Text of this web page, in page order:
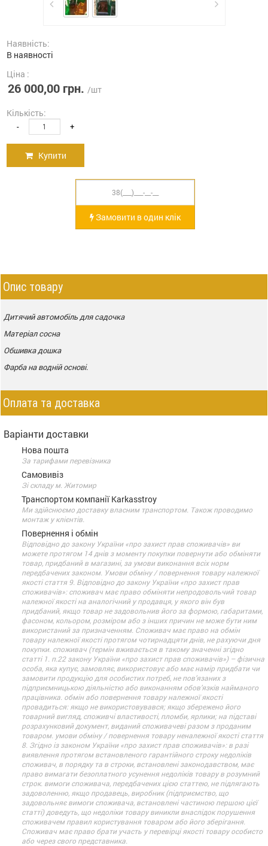
Наявність:
В наявності
Ціна :
26 000,00 грн. /шт
Кількість:
- +
Купити
Замовити в один клік
Опис товару
Дитячий автомобіль для садочка
Матеріал сосна
Обшивка дошка
Фарба на водній основі.
Оплата та доставка
Варіанти доставки
Нова пошта
За тарифами перевізника
Самовивіз
Зі складу м. Житомир
Транспортом компанії Karkasstroy
Ми здійснюємо доставку власним транспортом. Також проводимо
монтаж у клієнтів.
Повернення і обмін
Відповідно до закону України «про захист прав споживачів» ви
можете протягом 14 днів з моменту покупки повернути або обміняти
товар, придбаний в магазині, за умови виконання всіх норм
передбачених законом. Умови обміну / повернення товару належної
якості стаття 9. Відповідно до закону України «про захист прав
споживачів»: споживач має право обміняти непродовольчий товар
належної якості на аналогічний у продавця, у якого він був
придбаний, якщо товар не задовольнив його за формою, габаритами,
фасоном, кольором, розміром або з інших причин не може бути ним
використаний за призначенням. Споживач має право на обмін
товару належної якості протягом чотирнадцяти днів, не рахуючи дня
покупки. споживач (термін вживається в такому значенні згідно
статті 1. п.22 закону України «про захист прав споживачів») – фізична
особа, яка купує, замовляє, використовує або має намір придбати чи
замовити продукцію для особистих потреб, не пов’язаних з
підприємницькою діяльністю або виконанням обов’язків найманого
працівника. обмін або повернення товару належної якості
провадиться: якщо не використовувався; якщо збережено його
товарний вигляд, споживчі властивості, пломби, ярлики; на підставі
розрахунковий документ, виданий споживачеві разом з проданим
товаром. умови обміну / повернення товару неналежної якості стаття
8. Згідно із законом України «про захист прав споживачів»: в разі
виявлення протягом встановленого гарантійного строку недоліків
споживач, в порядку та в строки, встановлені законодавством, має
право вимагати безоплатного усунення недоліків товару в розумний
строк. вимоги споживача, передбачених цією статтею, не підлягають
задоволенню, якщо продавець, виробник (підприємство, що
задовольняє вимоги споживача, встановлені частиною першою цієї
статті) доведуть, що недоліки товару виникли внаслідок порушення
споживачем правил користування товаром або його зберігання.
Споживач має право брати участь у перевірці якості товару особисто
або через свого представника.